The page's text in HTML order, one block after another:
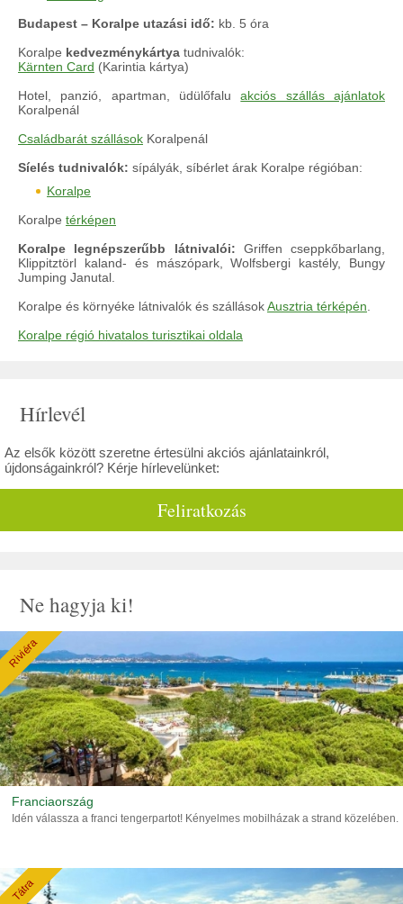
Budapest – Koralpe utazási idő: kb. 5 óra
Koralpe kedvezménykártya tudnivalók:
Kärnten Card (Karintia kártya)
Hotel, panzió, apartman, üdülőfaluakciós szállás ajánlatok
Koralpenál
Családbarát szállások Koralpenál
Síelés tudnivalók: sípályák, síbérlet árak Koralpe régióban:
Koralpe
Koralpe térképen
Koralpe legnépszerűbb látnivalói: Griffen cseppkőbarlang,
Klippitztörl kaland- és mászópark, Wolfsbergi kastély, Bungy
Jumping Janutal.
Koralpe és környéke látnivalók és szállásokAusztria térképén
Koralpe régió hivatalos turisztikai oldala
Hírlevél
Az elsők között szeretne értesülni akciós ajánlatainkról,
újdonságainkról? Kérje hírlevelünket:
Feliratkozás
Ne hagyja ki!
Riviéra
Franciaország
Idén válassza a franci tengerpartot! Kényelmes mobilházak a strand közelében.
Tátra